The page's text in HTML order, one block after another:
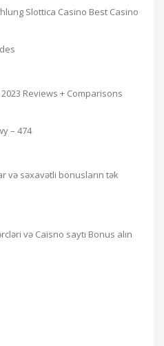
Slottica Casino Best Casino
Reviews + Comparisons
– 474
və səxavətli bonusların tək
və Caisno saytı Bonus alın